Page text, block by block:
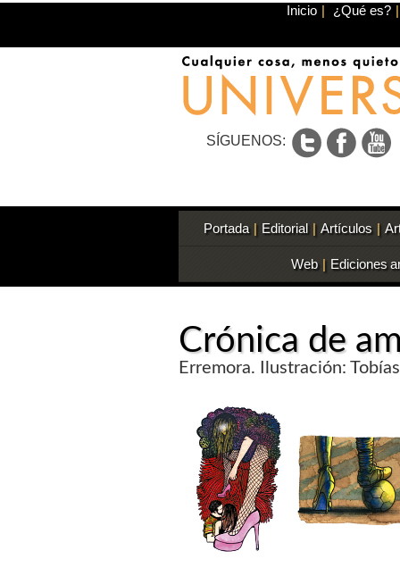
Inicio | ¿Qué es? |
SÍGUENOS:
Portada | Editorial | Artículos |
Web | Ediciones
Crónica de
Erremora. Ilustración: Tobías